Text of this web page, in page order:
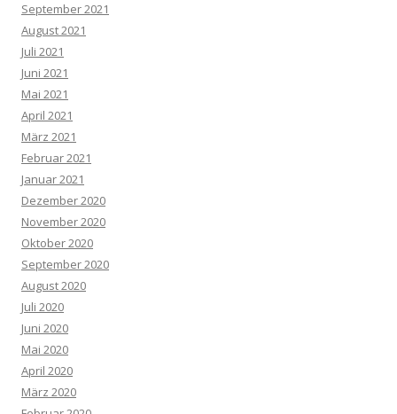
September 2021
August 2021
Juli 2021
Juni 2021
Mai 2021
April 2021
März 2021
Februar 2021
Januar 2021
Dezember 2020
November 2020
Oktober 2020
September 2020
August 2020
Juli 2020
Juni 2020
Mai 2020
April 2020
März 2020